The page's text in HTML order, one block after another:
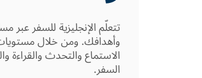
تتعلّم الإنجليزية للسفر
الاستماع والتحدث والقراءة
السفر.